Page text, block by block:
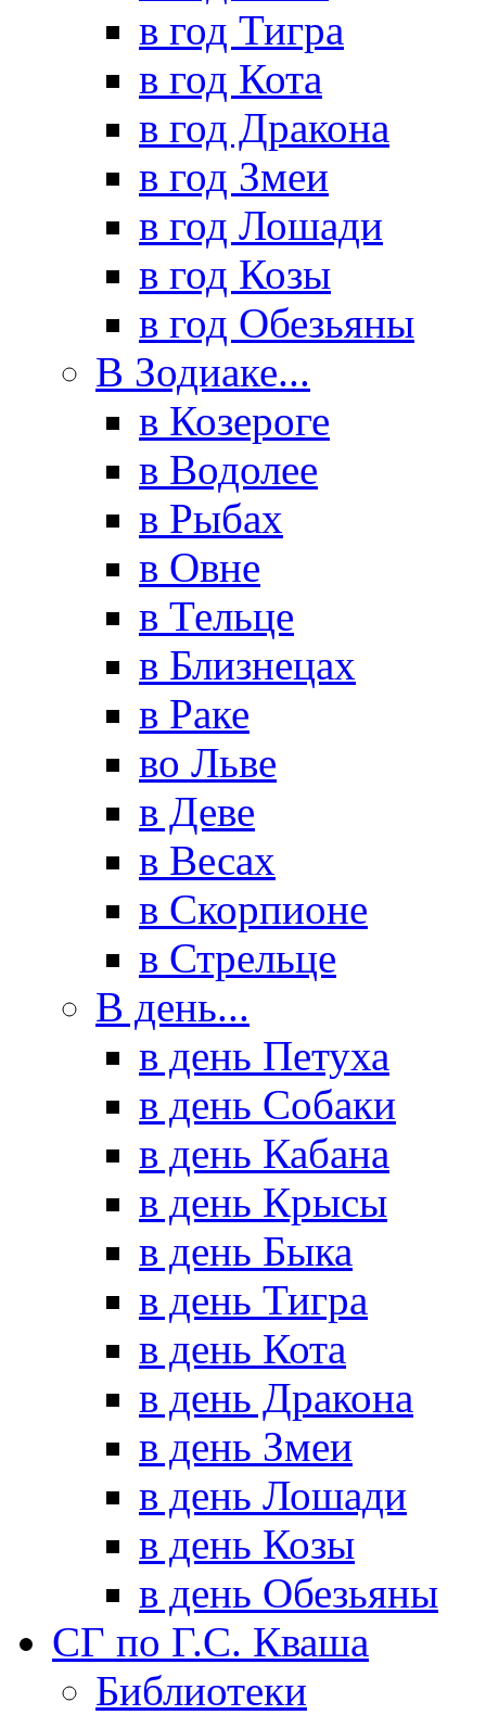
в год Тигра
в год Кота
в год Дракона
в год Змеи
в год Лошади
в год Козы
в год Обезьяны
В Зодиаке...
в Козероге
в Водолее
в Рыбах
в Овне
в Тельце
в Близнецах
в Раке
во Льве
в Деве
в Весах
в Скорпионе
в Стрельце
В день...
в день Петуха
в день Собаки
в день Кабана
в день Крысы
в день Быка
в день Тигра
в день Кота
в день Дракона
в день Змеи
в день Лошади
в день Козы
в день Обезьяны
СГ по Г.С. Кваша
Библиотеки